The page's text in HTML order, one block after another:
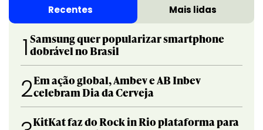
Recentes Mais lidas
1 Samsung quer popularizar smartphone
dobrável no Brasil
2Em ação global, Ambev e AB Inbev
celebram Dia da Cerveja
KitKat faz do Rock in Rio plataforma para